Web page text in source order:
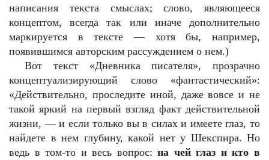
написания текста смыслах; слово, являющееся
концептом, всегда так или иначе дополнительно
маркируется в тексте — хотя бы, например,
появившимся авторским рассуждением о нем.)
Вот текст «Дневника писателя», прозрачно
концептуализирующий слово «фантастический»:
«Действительно, проследите иной, даже вовсе и не
такой яркий на первый взгляд факт действительной
жизни, — и если только вы в силах и имеете глаз, то
найдете в нем глубину, какой нет у Шекспира. Но
ведь в том-то и весь вопрос:на чей глаз и кто в